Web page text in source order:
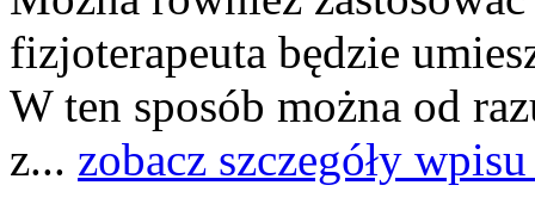
fizjoterapeuta będzie
W ten sposób można od
z... zobacz szczegóły